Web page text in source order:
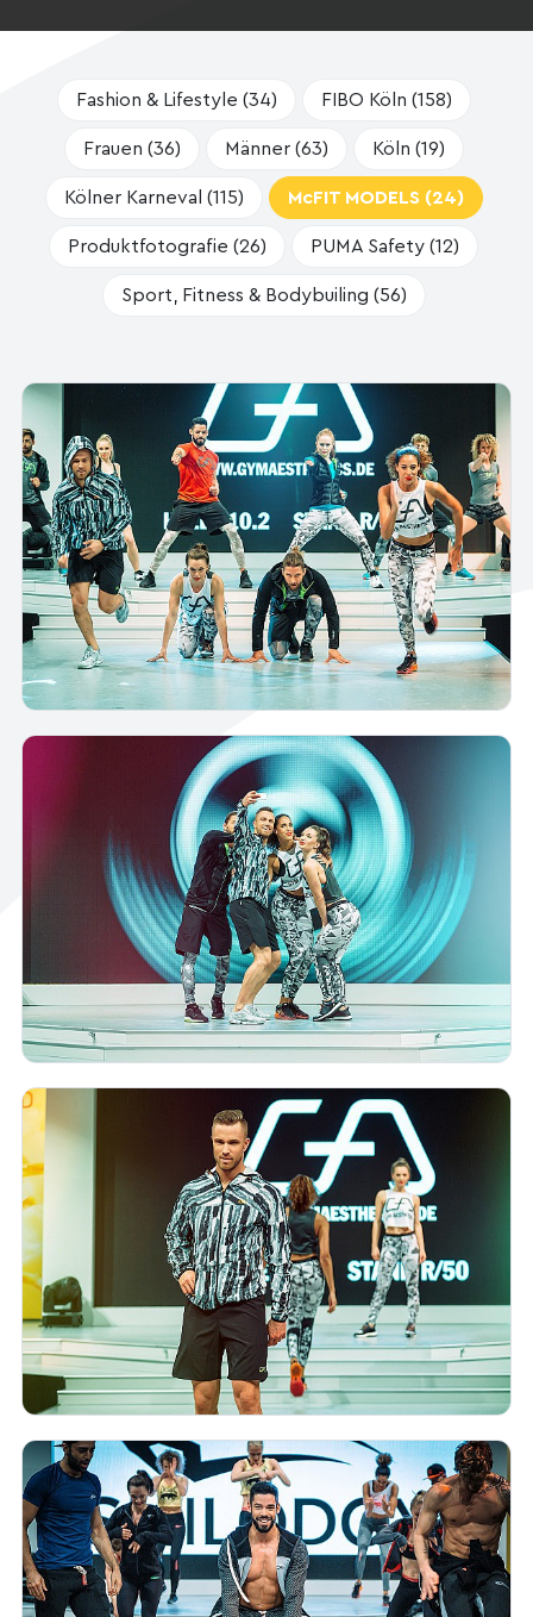
Fashion & Lifestyle (34) FIBO Köln (158)
Frauen (36) Männer (63) Köln (19)
Kölner Karneval (115) McFIT MODELS (24)
Produktfotografie (26) PUMA Safety (12)
Sport, Fitness & Bodybuiling (56)